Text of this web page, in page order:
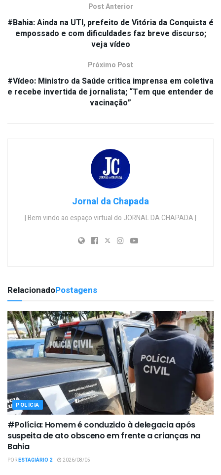
Post Anterior
#Bahia: Ainda na UTI, prefeito de Vitória da Conquista é
empossado e com dificuldades faz breve discurso;
veja vídeo
Próximo Post
#Vídeo: Ministro da Saúde critica imprensa em coletiva
e recebe invertida de jornalista; “Tem que entender de
vacinação”
Jornal da Chapada
| Bem vindo ao espaço virtual do JORNAL DA CHAPADA |
RelacionadoPostagens
POLÍCIA
#Polícia: Homem é conduzido à delegacia após
suspeita de ato obsceno em frente a crianças na
Bahia
PORESTAGIÁRIO 2 2026/08/05